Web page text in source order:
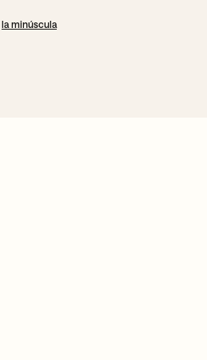
la minúscula